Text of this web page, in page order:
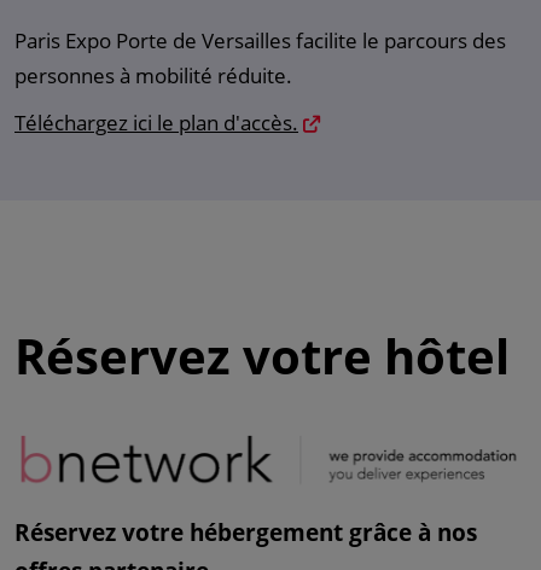
Paris Expo Porte de Versailles facilite le parcours des
personnes à mobilité réduite.
Téléchargez ici le plan d'accès.
Réservez votre hôtel
Réservez votre hébergement grâce à nos